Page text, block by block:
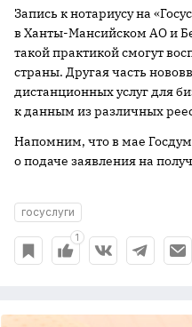
Запись к нотариусу на
в Ханты-Мансийском АО и
такой практикой смогут
страны. Другая часть
дистанционных услуг для
к данным из различных
Напомним, что в мае
о подаче заявления на
госуслуги
1